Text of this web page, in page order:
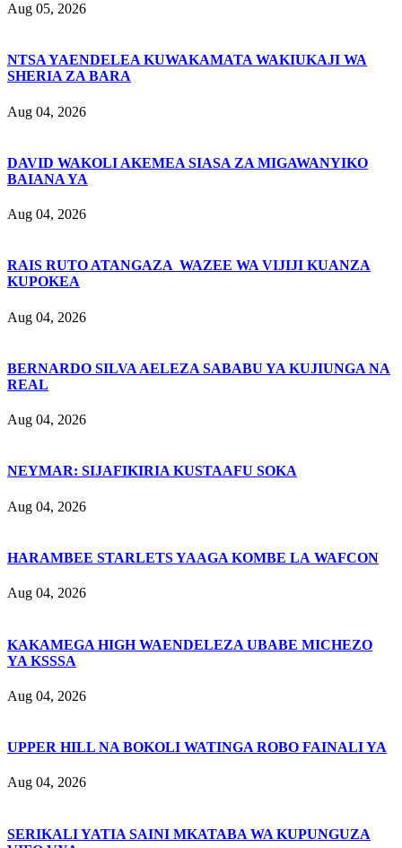
Aug 05, 2026
NTSA YAENDELEA KUWAKAMATA WAKIUKAJI WA
SHERIA ZA BARA
Aug 04, 2026
DAVID WAKOLI AKEMEA SIASA ZA MIGAWANYIKO
BAIANA YA
Aug 04, 2026
RAIS RUTO ATANGAZA WAZEE WA VIJIJI KUANZA
KUPOKEA
Aug 04, 2026
BERNARDO SILVA AELEZA SABABU YA KUJIUNGA NA
REAL
Aug 04, 2026
NEYMAR: SIJAFIKIRIA KUSTAAFU SOKA
Aug 04, 2026
HARAMBEE STARLETS YAAGA KOMBE LA WAFCON
Aug 04, 2026
KAKAMEGA HIGH WAENDELEZA UBABE MICHEZO
YA KSSSA
Aug 04, 2026
UPPER HILL NA BOKOLI WATINGA ROBO FAINALI YA
Aug 04, 2026
SERIKALI YATIA SAINI MKATABA WA KUPUNGUZA